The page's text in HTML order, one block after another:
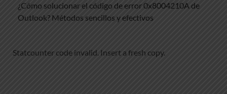
¿Cómo solucionar el código de error 0x8004210A de
Outlook? Métodos sencillos y efectivos
Statcounter code invalid. Insert a fresh copy.